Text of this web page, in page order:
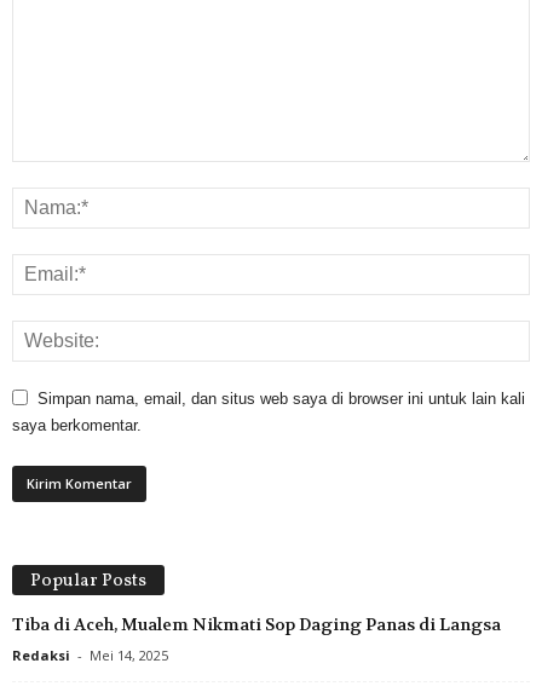
Simpan nama, email, dan situs web saya di browser ini untuk lain kali
saya berkomentar.
Popular Posts
Tiba di Aceh, Mualem Nikmati Sop Daging Panas di Langsa
Redaksi - Mei 14, 2025